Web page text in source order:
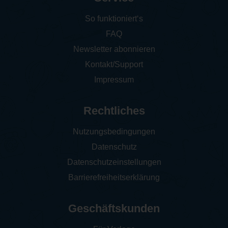
So funktioniert‘s
FAQ
Newsletter abonnieren
Kontakt/Support
Impressum
Rechtliches
Nutzungsbedingungen
Datenschutz
Datenschutzeinstellungen
Barrierefreiheitserklärung
Geschäftskunden